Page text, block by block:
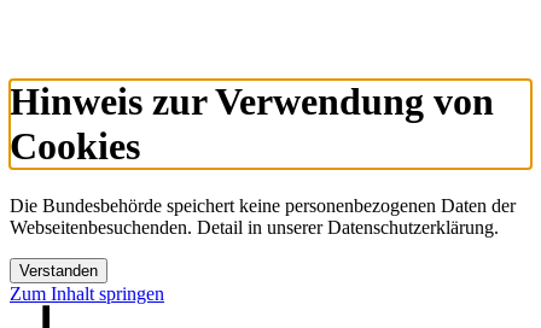
Hinweis zur Verwendung von
Cookies
Die Bundesbehörde speichert keine personenbezogenen Daten der
Webseitenbesuchenden. Detail in unserer Datenschutzerklärung.
Verstanden
Zum Inhalt springen